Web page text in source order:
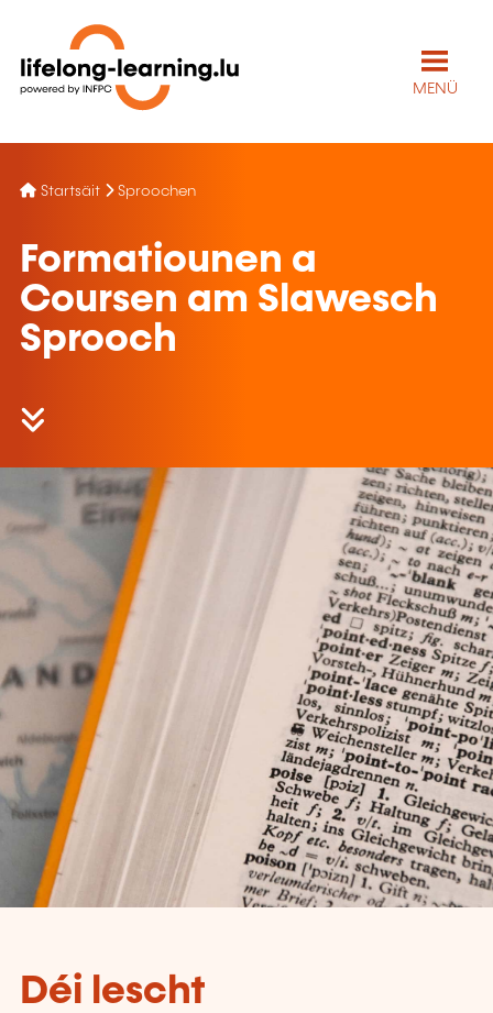
MENÜ
Startsäit Sproochen
Formatiounen a
Coursen am Slawesch
Sprooch
Déi lescht